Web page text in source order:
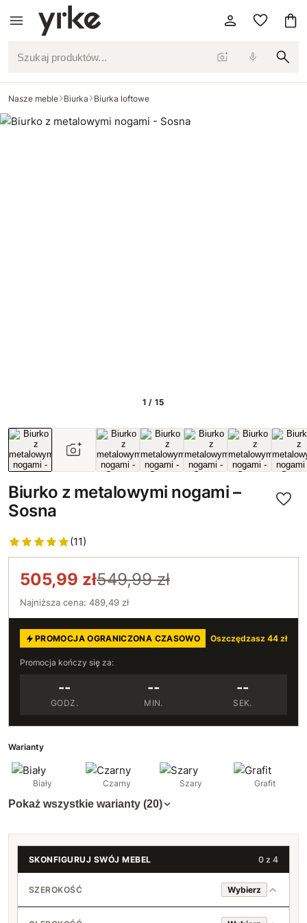
Szukaj produktów...
Nasze meble Biurka Biurka loftowe
1 / 15
Biurko z metalowymi nogami –
Sosna
(11)
505,99 zł549,99 zł
Najniższa cena: 489,49 zł
PROMOCJA OGRANICZONA CZASOWO Oszczędzasz 44 zł
Promocja kończy się za:
--
GODZ.
--
MIN.
--
SEK.
Warianty
Biały Czarny Szary Grafit
Pokaż wszystkie warianty (20)
SKONFIGURUJ SWÓJ MEBEL 0 z 4
SZEROKOŚĆ Wybierz